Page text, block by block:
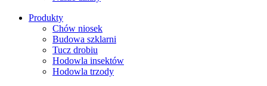
Produkty
Chów niosek
Budowa szklarni
Tucz drobiu
Hodowla insektów
Hodowla trzody